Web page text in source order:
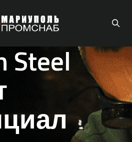
Steel